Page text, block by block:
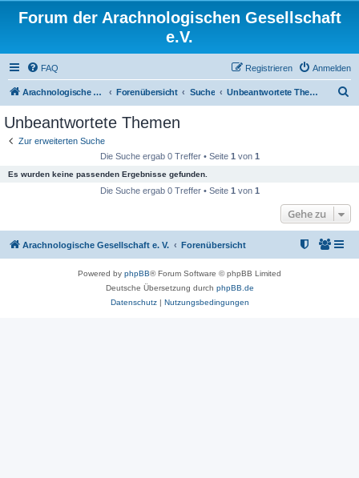
Forum der Arachnologischen Gesellschaft
e.V.
FAQ Anmelden
Registrieren
Arachnologische Gesellschaft e. V. Forenübersicht Suche Unbeantwortete Themen
Unbeantwortete Themen
Zur erweiterten Suche
Die Suche ergab 0 Treffer • Seite 1 von 1
Es wurden keine passenden Ergebnisse gefunden.
Die Suche ergab 0 Treffer • Seite 1 von 1
Gehe zu
Arachnologische Gesellschaft e. V. Forenübersicht
Powered by phpBB® Forum Software © phpBB Limited
Deutsche Übersetzung durch phpBB.de
Datenschutz| Nutzungsbedingungen